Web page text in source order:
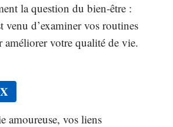
la question du bien-être :
venu d’examiner vos routines
améliorer votre qualité de vie.
amoureuse, vos liens